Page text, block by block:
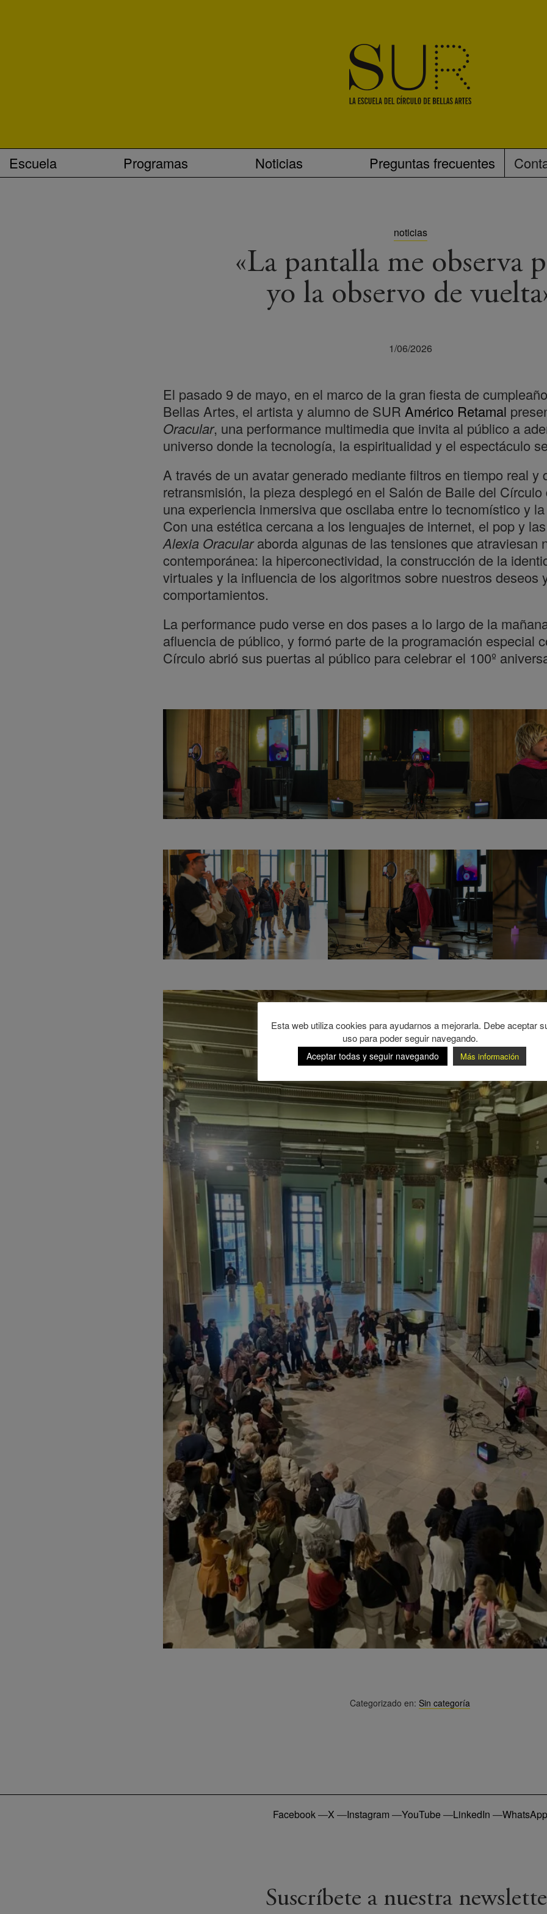
Escuela Programas Noticias Preguntas frecuentes
noticias
«La pantalla me observa
yo la observo de
1/06/2026
El pasado 9 de mayo, en el marco de la gran fiesta de
Bellas Artes, el artista y alumno de SUR Américo Retamal
Oracular, una performance multimedia que invita al público a
universo donde la tecnología, la espiritualidad y el espectáculo
A través de un avatar generado mediante filtros en tiempo real y
retransmisión, la pieza desplegó en el Salón de Baile del
una experiencia inmersiva que oscilaba entre lo tecnomístico y
Con una estética cercana a los lenguajes de internet, el pop y
Alexia Oracularaborda algunas de las tensiones que atraviesan
contemporánea: la hiperconectividad, la construcción de la
virtuales y la influencia de los algoritmos sobre nuestros deseos
comportamientos.
La performance pudo verse en dos pases a lo largo de la
afluencia de público, y formó parte de la programación especial
Círculo abrió sus puertas al público para celebrar el 100º
Categorizado en: Sin categoría
Facebook—X —Instagram —YouTube —LinkedIn —WhatsApp
Suscríbete a nuestra
Esta web utiliza cookies para ayudarnos a mejorarla. Debe aceptar
uso para poder seguir navegando.
Aceptar todas y seguir navegando Más información